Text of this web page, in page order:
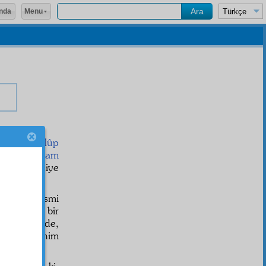
mağlûp
i ittiham
diye
bir ismi
tir, yani bir
de,
diye benim
Menu